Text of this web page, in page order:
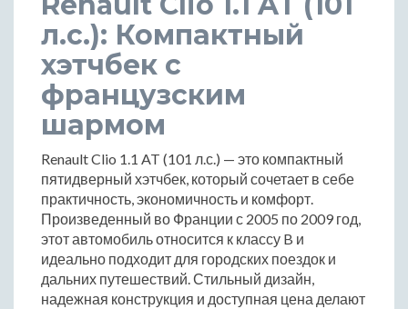
л.с.): Компактный
хэтчбек с
французским
шармом
Renault Clio 1.1 AT (101 л.с.) — это компактный
пятидверный хэтчбек, который сочетает в себе
практичность, экономичность и комфорт.
Произведенный во Франции с 2005 по 2009 год,
этот автомобиль относится к классу B и
идеально подходит для городских поездок и
дальних путешествий. Стильный дизайн,
надежная конструкция и доступная цена делают